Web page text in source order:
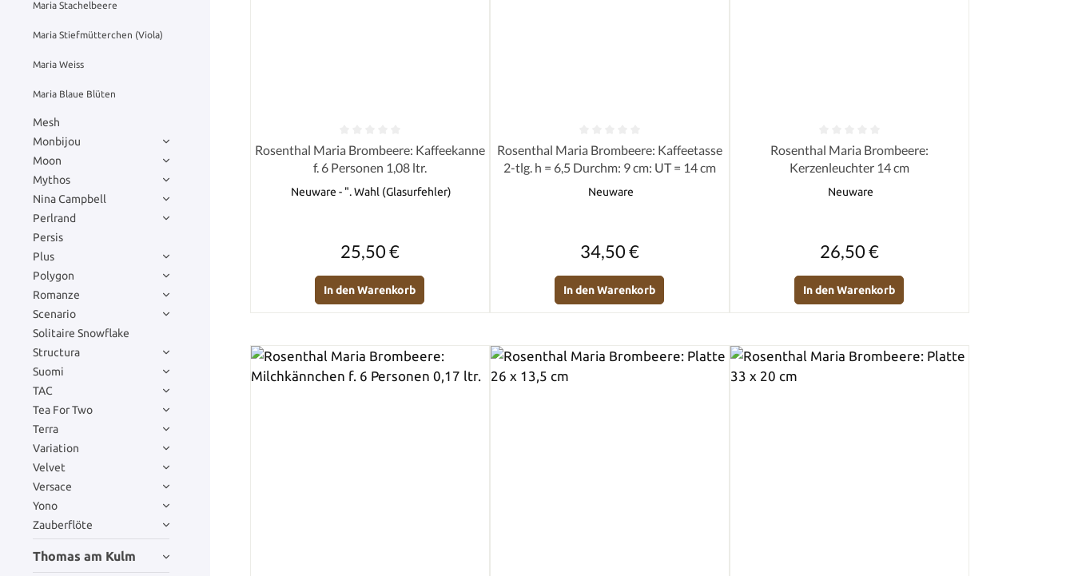
Maria Stachelbeere
Maria Stiefmütterchen (Viola)
Maria Weiss
Maria Blaue Blüten
Mesh
Monbijou
Moon
Mythos
Nina Campbell
Perlrand
Persis
Plus
Polygon
Romanze
Scenario
Solitaire Snowflake
Structura
Suomi
TAC
Tea For Two
Terra
Variation
Velvet
Versace
Yono
Zauberflöte
Thomas am Kulm
Durchschnittliche Bewertung von 0 von 5 Sternen
Rosenthal Maria Brombeere: Kaffeekanne
f. 6 Personen 1,08 ltr.
Neuware - ". Wahl (Glasurfehler)
25,50 €
In den Warenkorb
Durchschnittliche Bewertung von 0 von 5 Sternen
Rosenthal Maria Brombeere: Kaffeetasse
2-tlg. h = 6,5 Durchm: 9 cm: UT = 14 cm
Neuware
34,50 €
In den Warenkorb
Durchschnittliche Bewertung von 0 von 5 Sternen
Rosenthal Maria Brombeere:
Kerzenleuchter 14 cm
Neuware
26,50 €
In den Warenkorb